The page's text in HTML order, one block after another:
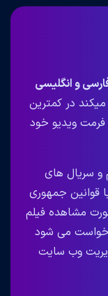
و انگلیسی
در کمترین
فرمت ویدیو خود
و سریال های
قوانین جمهوری
مشاهده فیلم
خواست می شود
وب سایت